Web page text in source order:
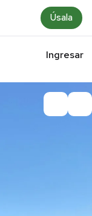
Úsala
Ingresar